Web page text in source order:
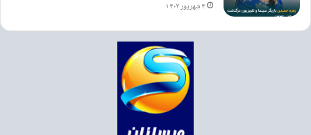
۴ شهریور ۱۴۰۳